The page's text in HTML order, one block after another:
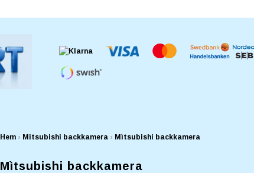
Hem › Mitsubishi backkamera › Mìtsubishi backkamera
Mìtsubishi backkamera